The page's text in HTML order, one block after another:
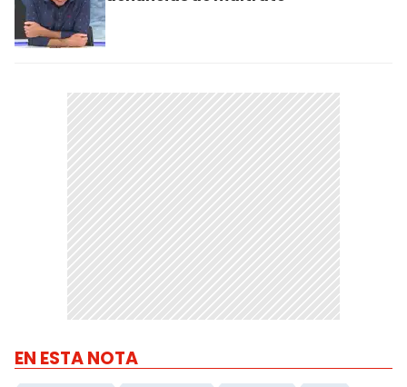
EN ESTA NOTA